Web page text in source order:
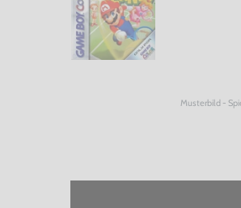
Musterbild -